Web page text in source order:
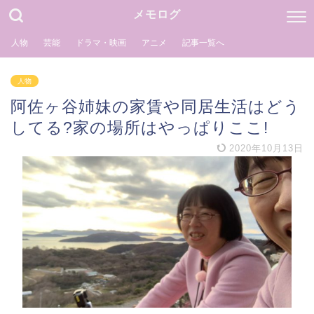
メモログ
人物 芸能 ドラマ・映画 アニメ 記事一覧へ
人物
阿佐ヶ谷姉妹の家賃や同居生活はどう
してる?家の場所はやっぱりここ!
2020年10月13日